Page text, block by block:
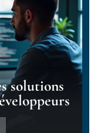
solutions